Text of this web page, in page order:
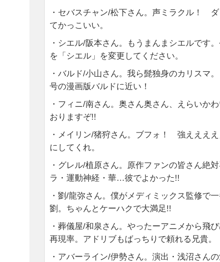
・セバスチャン/松下さん。声ミラクル！
てかっこいい。
・シエル/阪本さん。もうまんまシエルです
を「シエル」を変更してください。
・バルド/小山さん。我ら髭独身のカリスマ
号の漫画版バルドに近い！
・フィニ/南さん。奥さん奥さん、えらいか
おりますぞ!!
・メイリン/猪狩さん。ブフォ！ 強えええ
にしてくれ。
・グレル/植原さん。原作ファンの皆さん絶
ラ・運動神経・華…彼でよかった!!
・劉/龍弥さん。僕がメディミックス監修で
劉。ちゃんとケーハクで大満足!!
・葬儀屋/和泉さん。やったーアニメから飛
再現率。アドリブもばっちりで頼れる兄貴。
・アバーライン/伊勢さん。演出・浅沼さん